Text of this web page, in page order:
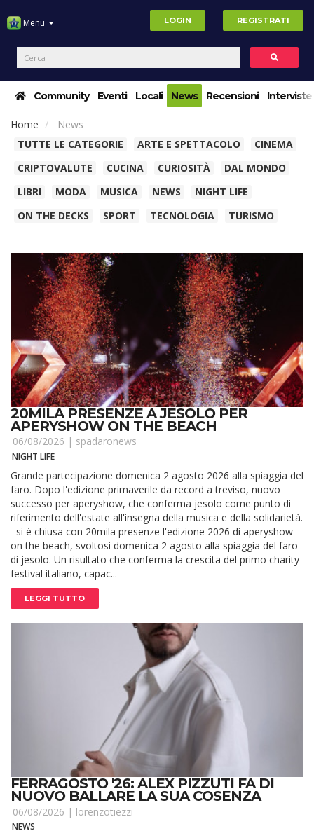
Menu LOGIN REGISTRATI
Community Eventi Locali News Recensioni Interviste
Home
News
TUTTE LE CATEGORIE
ARTE E SPETTACOLO
CINEMA
CRIPTOVALUTE
CUCINA CURIOSITÀ
DAL MONDO
LIBRI
MODA MUSICA NEWS
NIGHT LIFE
ON THE DECKS
SPORT TECNOLOGIA TURISMO
20MILA PRESENZE A JESOLO PER
APERYSHOW ON THE BEACH
06/08/2026 | spadaronews
NIGHT LIFE
Grande partecipazione domenica 2 agosto 2026 alla spiaggia del
faro. Dopo l'edizione primaverile da record a treviso, nuovo
successo per aperyshow, che conferma jesolo come punto di
riferimento dell'estate all'insegna della musica e della solidarietà.
si è chiusa con 20mila presenze l'edizione 2026 di aperyshow
on the beach, svoltosi domenica 2 agosto alla spiaggia del faro
di jesolo. Un risultato che conferma la crescita del primo charity
festival italiano, capac...
LEGGI TUTTO
FERRAGOSTO '26: ALEX PIZZUTI FA DI
NUOVO BALLARE LA SUA COSENZA
06/08/2026 | lorenzotiezzi
NEWS